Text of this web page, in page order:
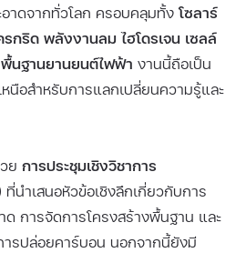
าดจากทั่วโลก ครอบคลุมทั้งโซลาร์
กริด พลังงานลม ไฮโดรเจน เซลล์
พื้นฐานยานยนต์ไฟฟ้า งานนี้ถือเป็น
นือสำหรับการแลกเปลี่ยนความรู้และ
ย การประชุมเชิงวิชาการ
ที่นำเสนอหัวข้อเชิงลึกเกี่ยวกับการ
ด การจัดการโครงสร้างพื้นฐาน และ
รปล่อยคาร์บอน นอกจากนี้ยังมี